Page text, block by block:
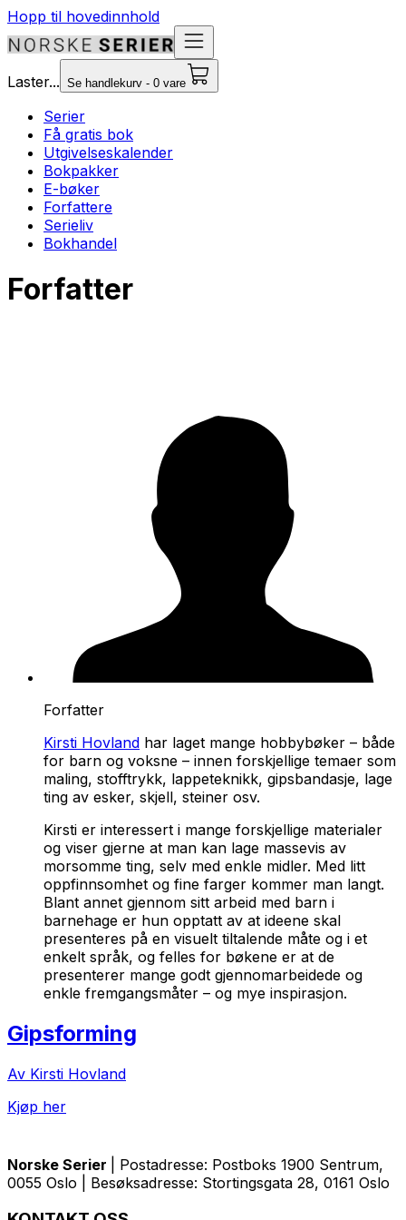
Hopp til hovedinnhold
Laster... Se handlekurv - 0 vare
Serier
Få gratis bok
Utgivelseskalender
Bokpakker
E-bøker
Forfattere
Serieliv
Bokhandel
Forfatter
Forfatter
Kirsti Hovland har laget mange hobbybøker – både
for barn og voksne – innen forskjellige temaer som
maling, stofftrykk, lappeteknikk, gipsbandasje, lage
ting av esker, skjell, steiner osv.
Kirsti er interessert i mange forskjellige materialer
og viser gjerne at man kan lage massevis av
morsomme ting, selv med enkle midler. Med litt
oppfinnsomhet og fine farger kommer man langt.
Blant annet gjennom sitt arbeid med barn i
barnehage er hun opptatt av at ideene skal
presenteres på en visuelt tiltalende måte og i et
enkelt språk, og felles for bøkene er at de
presenterer mange godt gjennomarbeidede og
enkle fremgangsmåter – og mye inspirasjon.
Gipsforming
Av Kirsti Hovland
Kjøp her
Norske Serier
| Postadresse: Postboks 1900 Sentrum,
0055 Oslo | Besøksadresse: Stortingsgata 28, 0161 Oslo